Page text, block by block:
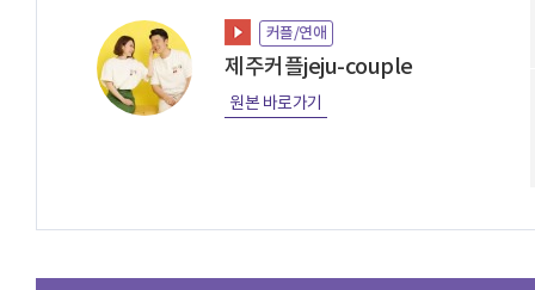
커플/연애
제주커플jeju-couple
원본 바로가기